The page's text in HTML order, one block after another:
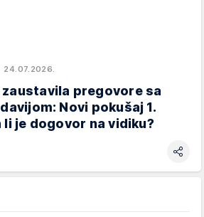
24.07.2026.
pregovore sa
Novi pokušaj 1.
je dogovor na vidiku?